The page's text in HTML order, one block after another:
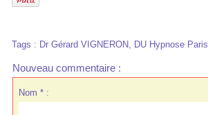
Tags : Dr Gérard VIGNERON, DU Hypnose Paris
Nouveau commentaire :
Nom * :